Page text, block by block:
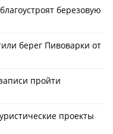
березовую
берег Пивоварки от
пройти
проекты